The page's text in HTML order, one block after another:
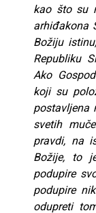
kao što su
arhiđakona
Božiju
Republiku
Ako
koji su
postavljena
svetih
pravdi, na
Božije, to
podupire
podupire
odupreti